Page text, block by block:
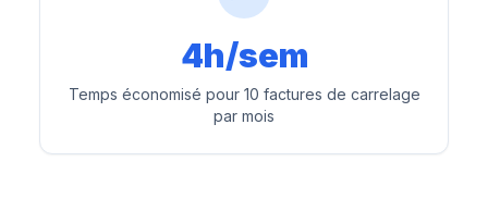
4h/sem
Temps économisé pour 10 factures de carrelage
par mois